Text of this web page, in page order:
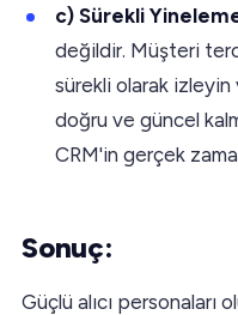
c) Sürekli
değildir. Müşteri
sürekli olarak izleyin
doğru ve güncel
CRM'in gerçek
Sonuç:
Güçlü alıcı